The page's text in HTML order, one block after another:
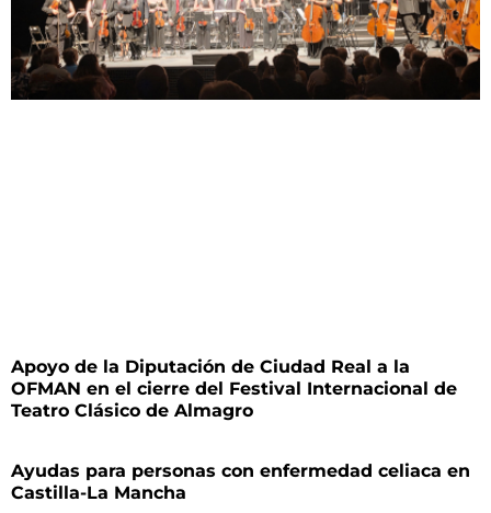
Apoyo de la Diputación de Ciudad Real a la
OFMAN en el cierre del Festival Internacional de
Teatro Clásico de Almagro
Ayudas para personas con enfermedad celiaca en
Castilla-La Mancha